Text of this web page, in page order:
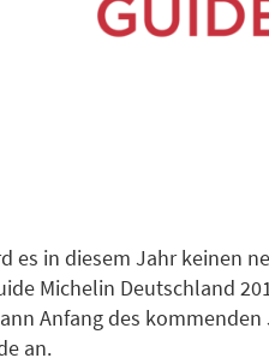
es in diesem Jahr keinen
Michelin Deutschland
Anfang des kommenden
an.